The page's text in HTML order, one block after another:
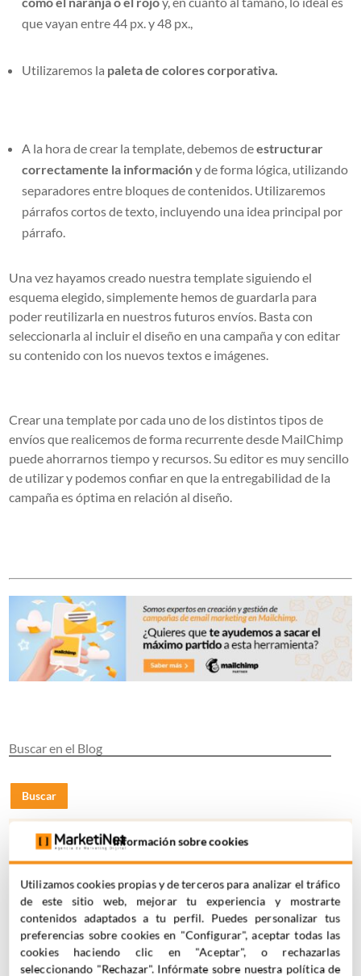
que vayan entre 44 px. y 48 px.,
Utilizaremos la paleta de colores corporativa.
A la hora de crear la template, debemos deestructurar
correctamente la informacióny de forma lógica, utilizando
separadores entre bloques de contenidos. Utilizaremos
párrafos cortos de texto, incluyendo una idea principal por
párrafo.
Una vez hayamos creado nuestra template siguiendo el
esquema elegido, simplemente hemos de guardarla para
poder reutilizarla en nuestros futuros envíos. Basta con
seleccionarla al incluir el diseño en una campaña y con editar
su contenido con los nuevos textos e imágenes.
Crear una template por cada uno de los distintos tipos de
envíos que realicemos de forma recurrente desde MailChimp
puede ahorrarnos tiempo y recursos. Su editor es muy sencillo
de utilizar y podemos confiar en que la entregabilidad de la
campaña es óptima en relación al diseño.
Buscar
SUSCRÍBETE A NUESTRA NEWSLETTER
Acepto la Política de Privacidad
Información sobre cookies
Utilizamos cookies propias y de terceros para analizar el tráfico
de este sitio web, mejorar tu experiencia y mostrarte
contenidos adaptados a tu perfil. Puedes personalizar tus
preferencias sobre cookies en "Configurar", aceptar todas las
cookies haciendo clic en "Aceptar", o rechazarlas
seleccionando "Rechazar". Infórmate sobre nuestra política de